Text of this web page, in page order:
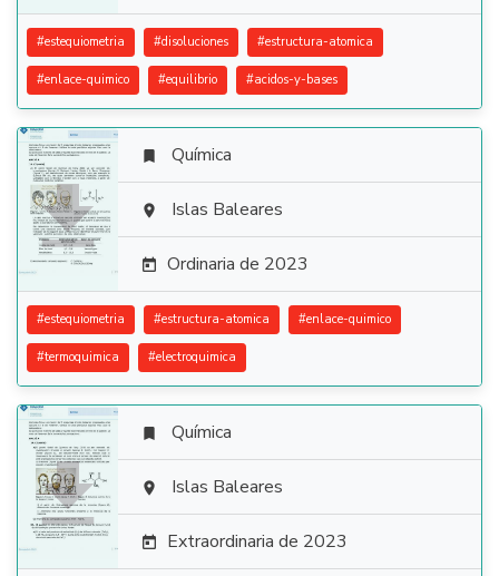
#estequiometria #disoluciones #estructura-atomica
#enlace-quimico #equilibrio #acidos-y-bases

 Química
 Islas Baleares
 Ordinaria de 2023
#estequiometria #estructura-atomica #enlace-quimico
#termoquimica #electroquimica

 Química
 Islas Baleares
 Extraordinaria de 2023